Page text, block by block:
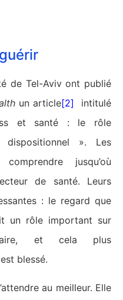
de Tel-Aviv ont publié
un article[2]
intitulé
et santé : le rôle
dispositionnel ». Les
jusqu’où
de santé. Leurs
: le regard que
un rôle important sur
et cela plus
blessé.
au meilleur. Elle